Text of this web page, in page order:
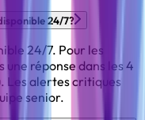
24/7?
24/7. Pour les
réponse dans les 4
Les alertes critiques
senior.